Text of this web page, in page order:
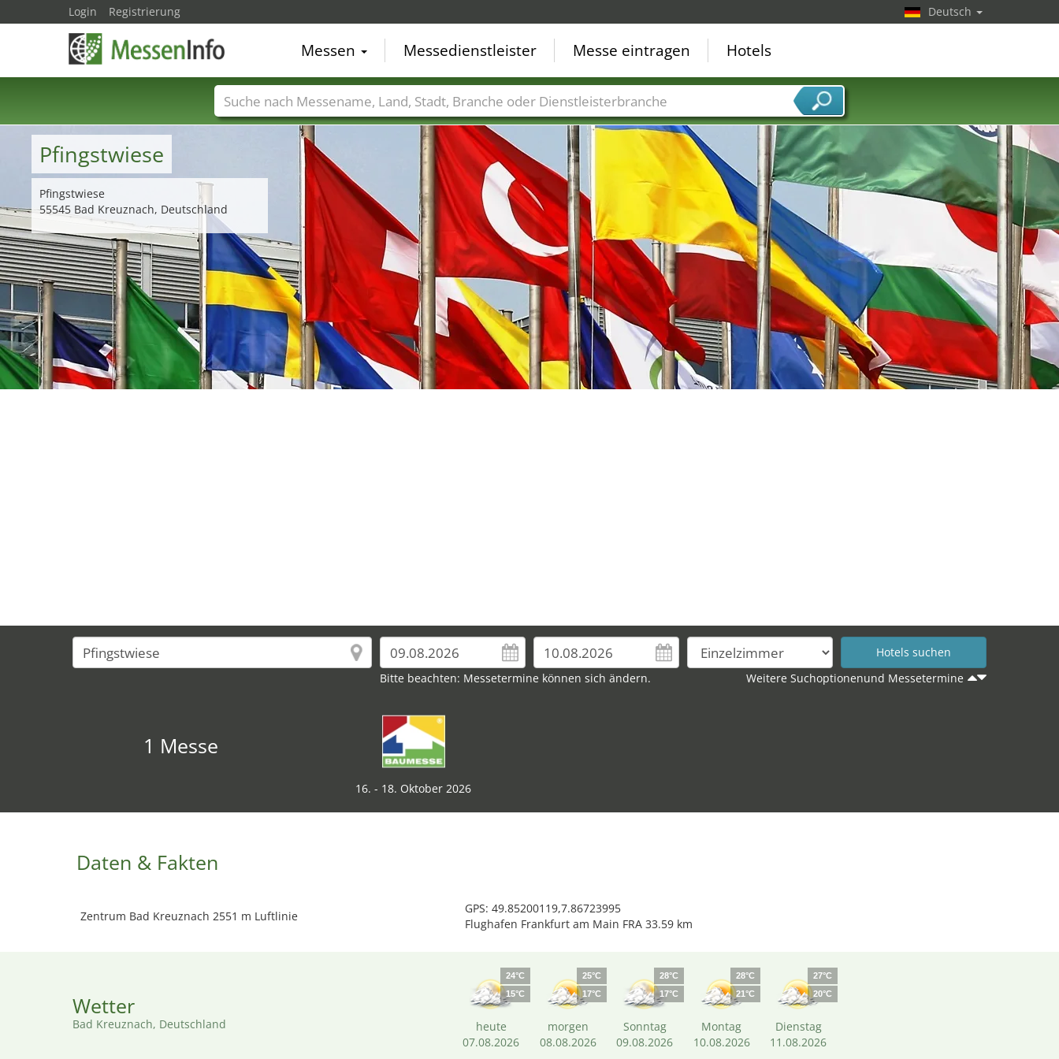
Pfingstwiese
Pfingstwiese
55545 Bad Kreuznach, Deutschland
Bitte beachten: Messetermine können sich ändern. Weitere Suchoptionenund Messetermine
1 Messe
16. - 18. Oktober 2026
Daten & Fakten
Zentrum Bad Kreuznach 2551 m Luftlinie
GPS: 49.85200119,7.86723995
Flughafen Frankfurt am Main FRA 33.59 km
Wetter
Bad Kreuznach, Deutschland
24°C
15°C
heute
07.08.2026
25°C
17°C
morgen
08.08.2026
28°C
17°C
Sonntag
09.08.2026
28°C
21°C
Montag
10.08.2026
27°C
20°C
Dienstag
11.08.2026
Login Registrierung Deutsch
Messen Messedienstleister Messe eintragen Hotels
Messenamen Länder Städte Branchen Dienstleisterbranchen